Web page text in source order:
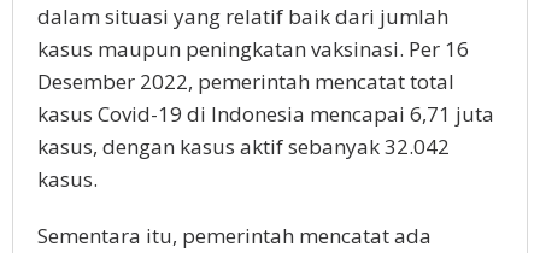
dalam situasi yang relatif baik dari jumlah
kasus maupun peningkatan vaksinasi. Per 16
Desember 2022, pemerintah mencatat total
kasus Covid-19 di Indonesia mencapai 6,71 juta
kasus, dengan kasus aktif sebanyak 32.042
kasus.
Sementara itu, pemerintah mencatat ada